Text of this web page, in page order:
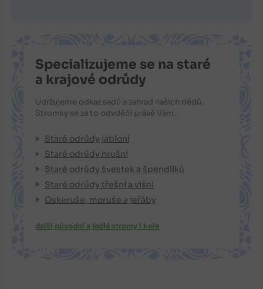
Specializujeme se na staré
a krajové odrůdy
Udržujeme odkaz sadů a zahrad našich dědů.
Stromky se za to odvděčí právě Vám.
Staré odrůdy jabloní
Staré odrůdy hrušní
Staré odrůdy švestek a špendlíků
Staré odrůdy třešní a višní
Oskeruše, moruše a jeřáby
další původní a jedlé stromy i keře